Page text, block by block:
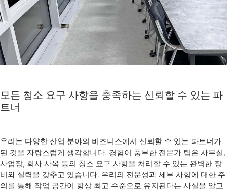
모든 청소 요구 사항을 충족하는 신뢰할 수 있는 파
트너
우리는 다양한 산업 분야의 비즈니스에서 신뢰할 수 있는 파트너가
된 것을 자랑스럽게 생각합니다. 경험이 풍부한 전문가 팀은 사무실,
사업장, 회사 사옥 등의 청소 요구 사항을 처리할 수 있는 완벽한 장
비와 실력을 갖추고 있습니다. 우리의 전문성과 세부 사항에 대한 주
의를 통해 작업 공간이 항상 최고 수준으로 유지된다는 사실을 알고